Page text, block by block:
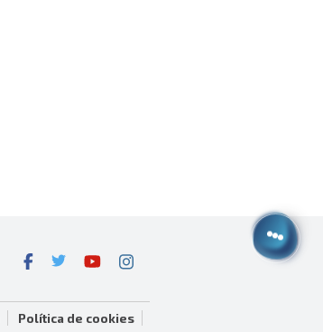
Política de cookies